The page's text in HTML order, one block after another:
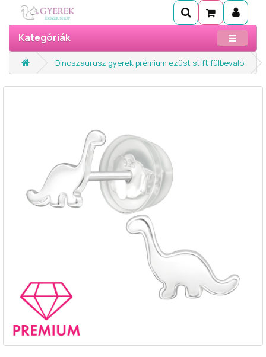
Kategóriák
Dinoszaurusz gyerek prémium ezüst stift fülbevaló